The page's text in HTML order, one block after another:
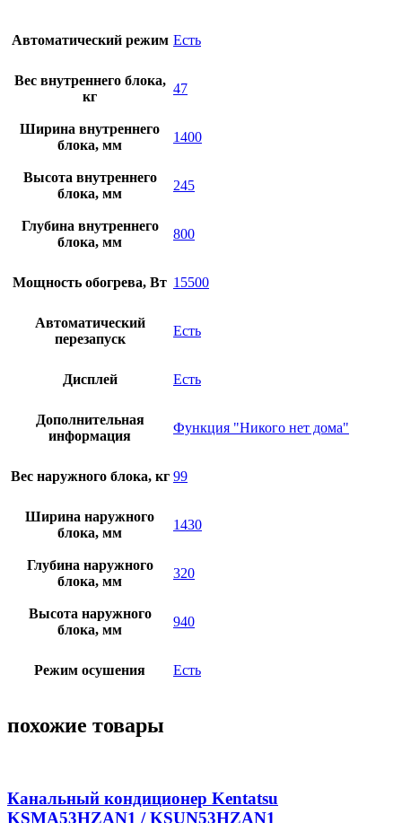
Автоматический режим Есть
Вес внутреннего блока,
кг
47
Ширина внутреннего
блока, мм
1400
Высота внутреннего
блока, мм
245
Глубина внутреннего
блока, мм
800
Мощность обогрева, Вт 15500
Автоматический
перезапуск
Есть
Дисплей Есть
Дополнительная
информация
Функция "Никого нет дома"
Вес наружного блока, кг 99
Ширина наружного
блока, мм
1430
Глубина наружного
блока, мм
320
Высота наружного
блока, мм
940
Режим осушения Есть
похожие товары
Канальный кондиционер Kentatsu
KSMA53HZAN1 / KSUN53HZAN1